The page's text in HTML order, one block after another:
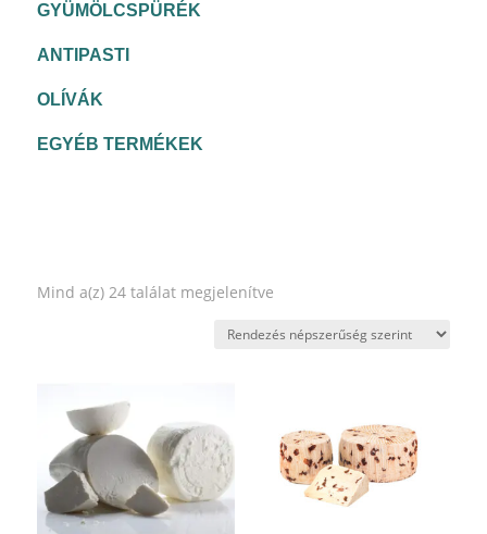
GYÜMÖLCSPÜRÉK
ANTIPASTI
OLÍVÁK
EGYÉB TERMÉKEK
Mind a(z) 24 találat megjelenítveSorted
popularity